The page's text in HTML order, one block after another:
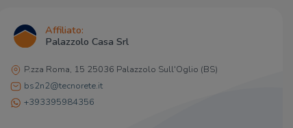
Affiliato:
Palazzolo Casa Srl
P.zza Roma, 15 25036 Palazzolo Sull'Oglio (BS)
bs2n2@tecnorete.it
+393395984356